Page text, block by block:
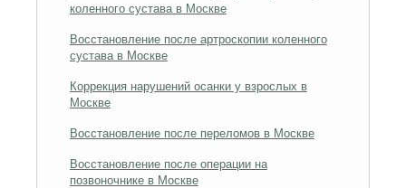
коленного сустава в Москве
Восстановление после артроскопии коленного
сустава в Москве
Коррекция нарушений осанки у взрослых в
Москве
Восстановление после переломов в Москве
Восстановление после операции на
позвоночнике в Москве